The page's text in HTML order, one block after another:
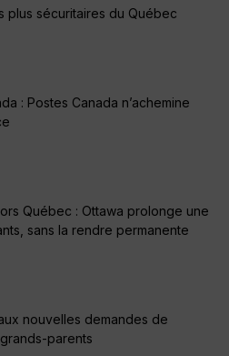
plus sécuritaires du Québec
: Postes Canada n’achemine
Québec : Ottawa prolonge une
sans la rendre permanente
nouvelles demandes de
parents